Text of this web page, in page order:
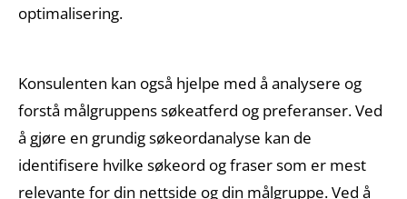
optimalisering.
Konsulenten kan også hjelpe med å analysere og
forstå målgruppens søkeatferd og preferanser. Ved
å gjøre en grundig søkeordanalyse kan de
identifisere hvilke søkeord og fraser som er mest
relevante for din nettside og din målgruppe. Ved å